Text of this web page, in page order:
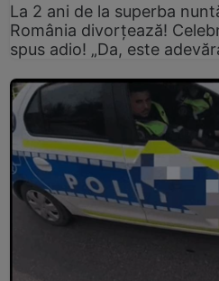
La 2 ani de la superba
România divorțează!
spus adio! „Da, este